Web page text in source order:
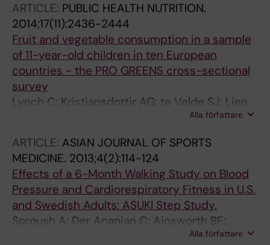
ARTICLE: PUBLIC HEALTH NUTRITION.
2014;17(11):2436-2444
Fruit and vegetable consumption in a sample
of 11-year-old children in ten European
countries - the PRO GREENS cross-sectional
survey
Lynch C; Kristjansdottir AG; te Velde SJ; Lien
N; Roos E; Thorsdottir I; Krawinkel M; de
Ehrenblad B; Halldorsson TI; Poortvliet E; Yngve
A
Alla författare
ARTICLE: ASIAN JOURNAL OF SPORTS
MEDICINE. 2013;4(2):114-124
Effects of a 6-Month Walking Study on Blood
Pressure and Cardiorespiratory Fitness in U.S.
and Swedish Adults: ASUKI Step Study.
Soroush A; Der Ananian C; Ainsworth BE;
Belyea M; Poortvliet E; Swan PD; Walker J;
Alla författare